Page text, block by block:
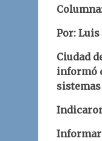
Por:
Ciudad
informó